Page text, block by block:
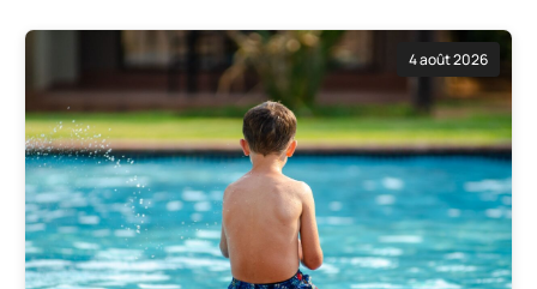
4 août 2026